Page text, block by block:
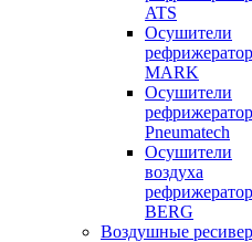
ATS
Осушители
MARK
Осушители
Pneumatech
Осушители
воздуха
BERG
Воздушные